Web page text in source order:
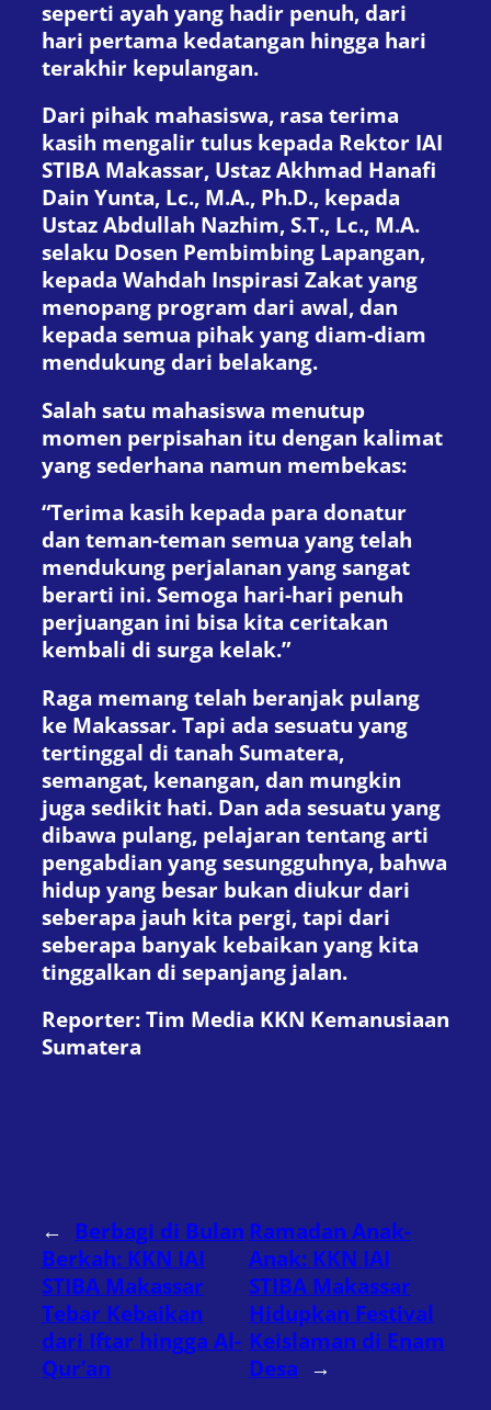
seperti ayah yang hadir penuh, dari
hari pertama kedatangan hingga hari
terakhir kepulangan.
Dari pihak mahasiswa, rasa terima
kasih mengalir tulus kepada Rektor IAI
STIBA Makassar, Ustaz Akhmad Hanafi
Dain Yunta, Lc., M.A., Ph.D., kepada
Ustaz Abdullah Nazhim, S.T., Lc., M.A.
selaku Dosen Pembimbing Lapangan,
kepada Wahdah Inspirasi Zakat yang
menopang program dari awal, dan
kepada semua pihak yang diam-diam
mendukung dari belakang.
Salah satu mahasiswa menutup
momen perpisahan itu dengan kalimat
yang sederhana namun membekas:
“Terima kasih kepada para donatur
dan teman-teman semua yang telah
mendukung perjalanan yang sangat
berarti ini. Semoga hari-hari penuh
perjuangan ini bisa kita ceritakan
kembali di surga kelak.”
Raga memang telah beranjak pulang
ke Makassar. Tapi ada sesuatu yang
tertinggal di tanah Sumatera,
semangat, kenangan, dan mungkin
juga sedikit hati. Dan ada sesuatu yang
dibawa pulang, pelajaran tentang arti
pengabdian yang sesungguhnya, bahwa
hidup yang besar bukan diukur dari
seberapa jauh kita pergi, tapi dari
seberapa banyak kebaikan yang kita
tinggalkan di sepanjang jalan.
Reporter: Tim Media KKN Kemanusiaan
Sumatera
← Berbagi di Bulan
Berkah: KKN IAI
STIBA Makassar
Tebar Kebaikan
dari Iftar hingga Al-
Qur’an
Ramadan Anak-
Anak: KKN IAI
STIBA Makassar
Hidupkan Festival
Keislaman di Enam
Desa →